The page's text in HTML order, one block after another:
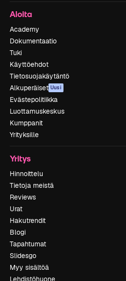
Aloita
Academy
Dokumentaatio
Tuki
Käyttöehdot
Tietosuojakäytäntö
Alkuperäiset Uusi
Evästepolitiikka
Luottamuskeskus
Kumppanit
Yrityksille
Yritys
Hinnoittelu
Tietoja meistä
Reviews
Urat
Hakutrendit
Blogi
Tapahtumat
Slidesgo
Myy sisältöä
Lehdistöhuone